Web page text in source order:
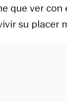
que ver
su placer